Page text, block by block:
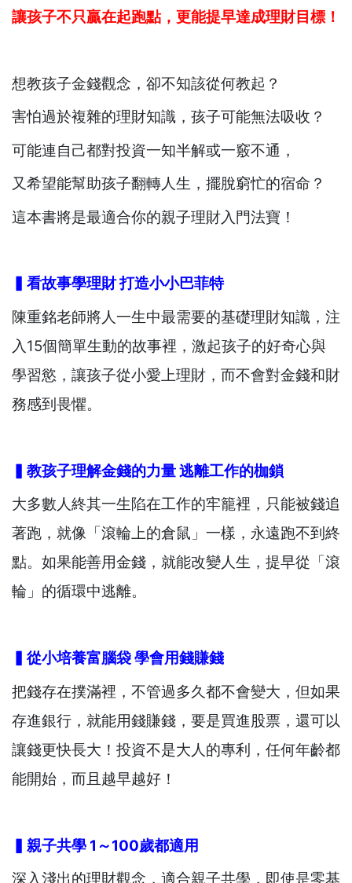
讓孩子不只贏在起跑點，更能提早達成理財目標！
想教孩子金錢觀念，卻不知該從何教起？
害怕過於複雜的理財知識，孩子可能無法吸收？
可能連自己都對投資一知半解或一竅不通，
又希望能幫助孩子翻轉人生，擺脫窮忙的宿命？
這本書將是最適合你的親子理財入門法寶！
▍看故事學理財打造小小巴菲特
陳重銘老師將人一生中最需要的基礎理財知識，注
入15個簡單生動的故事裡，激起孩子的好奇心與
學習慾，讓孩子從小愛上理財，而不會對金錢和財
務感到畏懼。
▍教孩子理解金錢的力量逃離工作的枷鎖
大多數人終其一生陷在工作的牢籠裡，只能被錢追
著跑，就像「滾輪上的倉鼠」一樣，永遠跑不到終
點。如果能善用金錢，就能改變人生，提早從「滾
輪」的循環中逃離。
▍從小培養富腦袋學會用錢賺錢
把錢存在撲滿裡，不管過多久都不會變大，但如果
存進銀行，就能用錢賺錢，要是買進股票，還可以
讓錢更快長大！投資不是大人的專利，任何年齡都
能開始，而且越早越好！
▍親子共學 1 ～100歲都適用
深入淺出的理財觀念，適合親子共學，即使是零基